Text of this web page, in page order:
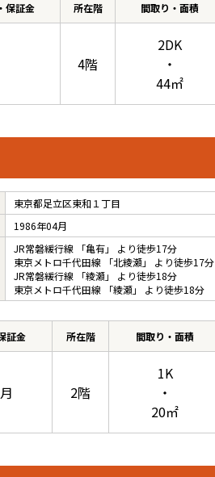
保証金 所在階 間取り・面積
4階
2DK
・
44㎡
東京都足立区東和１丁目
1986年04月
JR常磐緩行線 「亀有」 より徒歩17分
東京メトロ千代田線 「北綾瀬」 より徒歩17分
JR常磐緩行線 「綾瀬」 より徒歩18分
東京メトロ千代田線 「綾瀬」 より徒歩18分
証金 所在階 間取り・面積
2階
1K
・
20㎡